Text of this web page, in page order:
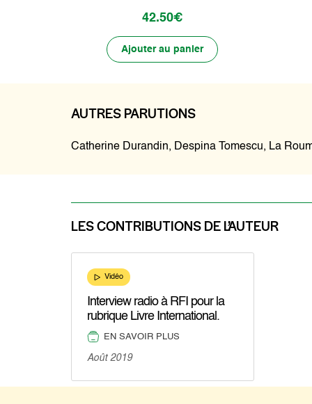
42.50€
Ajouter au panier
AUTRES PARUTIONS
Catherine Durandin, Despina Tomescu, La
LES CONTRIBUTIONS DE L’AUTEUR
Vidéo
Interview radio à RFI pour la
rubrique Livre International.
EN SAVOIR PLUS
Août 2019